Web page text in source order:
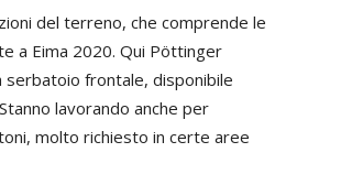
del terreno, che comprende le
a Eima 2020. Qui Pöttinger
frontale, disponibile
lavorando anche per
molto richiesto in certe aree